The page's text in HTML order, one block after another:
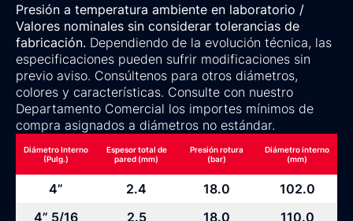
Presión a temperatura ambiente en laboratorio /
Valores nominales sin considerar tolerancias de
fabricación. Dependiendo de la evolución técnica, las
especificaciones pueden sufrir modificaciones sin
previo aviso. Consúltenos para otros diámetros,
colores y características. Consulte con nuestro
Departamento Comercial los importes mínimos de
compra asignados a diámetros no estándar.
Diámetro Interno
(Pulg.)
Espesor total de
pared (mm)
Presión rotura
(bar)
Diámetro interno
(mm)
4” 2.4 18.0
102.0
4” 5/16
2.5 18.0
110.0